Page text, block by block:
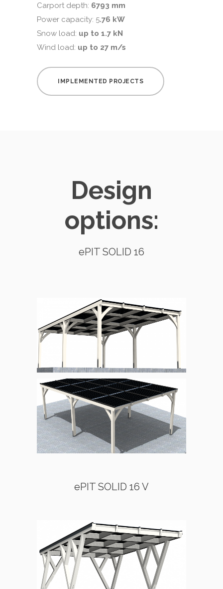
Carport depth: 6793 mm
Power capacity: 5.76 kW
Snow load: up to 1.7 kN
Wind load: up to 27 m/s
IMPLEMENTED PROJECTS
Design
options:
ePIT SOLID 16
ePIT SOLID 16 V